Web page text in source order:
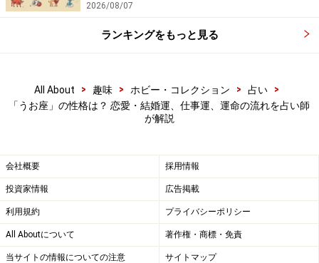
でしょう。
望まれて結婚することが多く、「思っていたのと違っ
婚という決断から逃げまくることもありそう。
2026/08/07
ランキングをもっと見る
All About > 趣味 > ホビー・コレクション > 占い
>
「うお座」の性格は？ 恋愛・結婚運、仕事運、運命の流れを占い師
が解説
会社概要 採用情報
投資家情報 広告掲載
利用規約 プライバシーポリシー
All Aboutについて 著作権・商標・免責
当サイトの情報についての注意 サイトマップ